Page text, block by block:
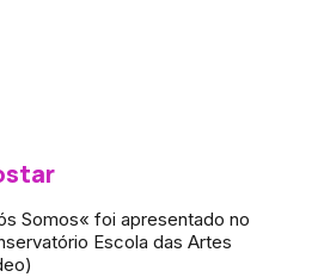
Somos« foi apresentado no
Escola das Artes